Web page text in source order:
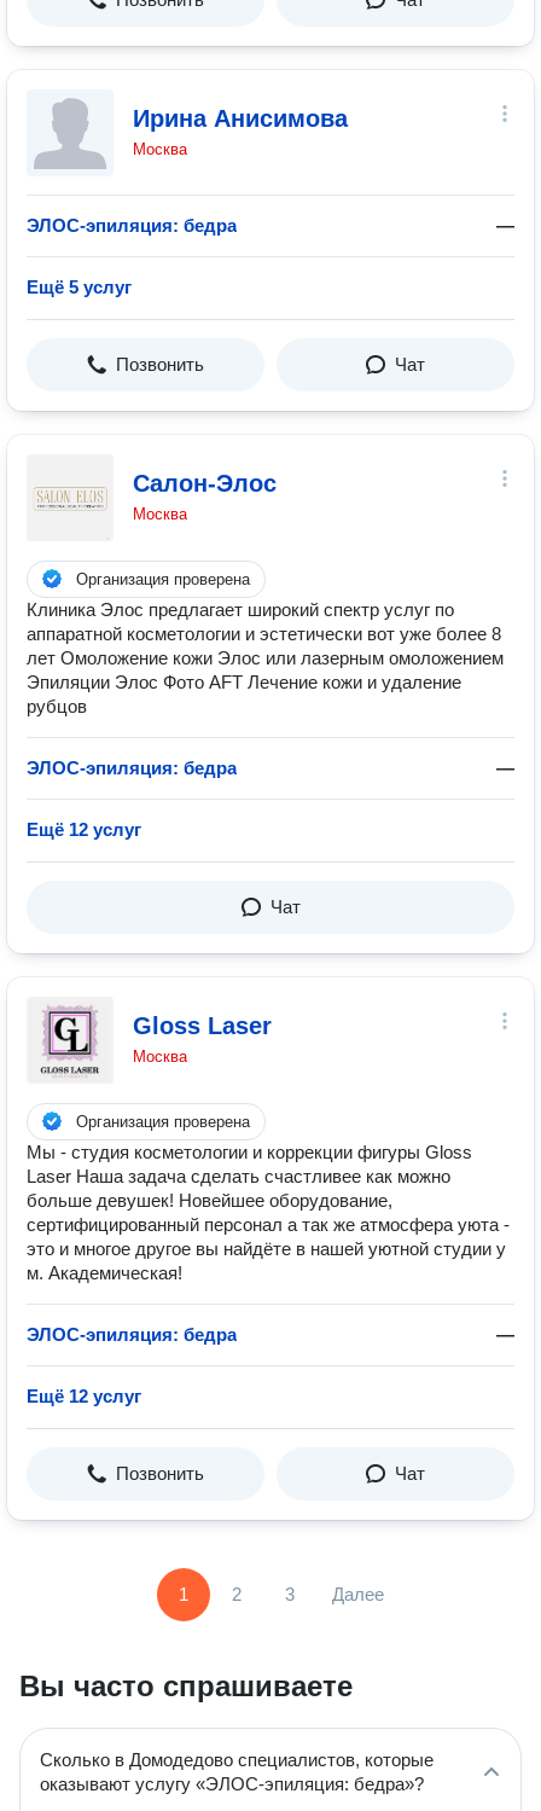
Ирина Анисимова
Москва
ЭЛОС-эпиляция: бедра —
Ещё 5 услуг
Позвонить Чат
Салон-Элос
Москва
Организация проверена
Клиника Элос предлагает широкий спектр услуг по
аппаратной косметологии и эстетически вот уже более 8
лет Омоложение кожи Элос или лазерным омоложением
Эпиляции Элос Фото AFT Лечение кожи и удаление
рубцов
ЭЛОС-эпиляция: бедра —
Ещё 12 услуг
Чат
Gloss Laser
Москва
Организация проверена
Мы - студия косметологии и коррекции фигуры Gloss
Laser Наша задача сделать счастливее как можно
больше девушек! Новейшее оборудование,
сертифицированный персонал а так же атмосфера уюта -
это и многое другое вы найдёте в нашей уютной студии у
м. Академическая!
ЭЛОС-эпиляция: бедра —
Ещё 12 услуг
Позвонить Чат
1 2 3 Далее
Вы часто спрашиваете
Сколько в Домодедово специалистов, которые
оказывают услугу «ЭЛОС-эпиляция: бедра»?